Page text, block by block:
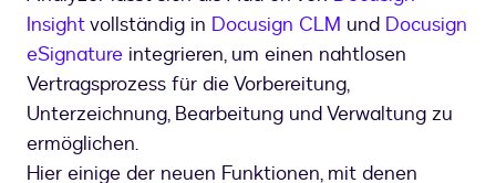
Insightvollständig in Docusign CLM und Docusign
eSignature integrieren, um einen nahtlosen
Vertragsprozess für die Vorbereitung,
Unterzeichnung, Bearbeitung und Verwaltung zu
ermöglichen.
Hier einige der neuen Funktionen, mit denen